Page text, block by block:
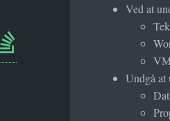
Ved at
Undgå at